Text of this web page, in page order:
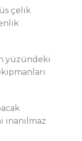
çelik
yüzündeki
inanılmaz